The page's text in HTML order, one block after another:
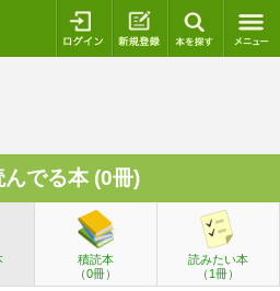
ログイン 新規登録
んでる本 (0冊)
積読本
（0冊）
読みたい本
（1冊）